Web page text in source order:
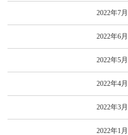
2022年7月
2022年6月
2022年5月
2022年4月
2022年3月
2022年1月